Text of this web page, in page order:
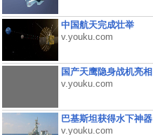
中国航天完成壮举
v.youku.com
国产天鹰隐身战机亮相
v.youku.com
巴基斯坦获得水下神器
v.youku.com